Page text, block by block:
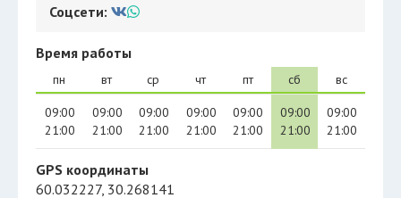
Соцсети:
Время работы
пн
09:00
21:00
вт
09:00
21:00
ср
09:00
21:00
чт
09:00
21:00
пт
09:00
21:00
сб
09:00
21:00
вс
09:00
21:00
GPS координаты
60.032227, 30.268141